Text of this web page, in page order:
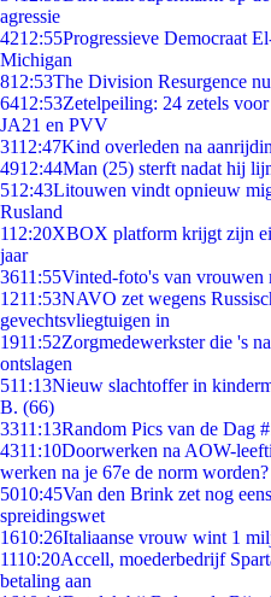
agressie
4212:55Progressieve Democraat
Michigan
812:53The Division Resurgence
6412:53Zetelpeiling: 24 zetels
JA21 en PVV
3112:47Kind overleden na
4912:44Man (25) sterft nadat hij
512:43Litouwen vindt opnieuw
Rusland
112:20XBOX platform krijgt zijn
jaar
3611:55Vinted-foto's van vrouwen
1211:53NAVO zet wegens
gevechtsvliegtuigen in
1911:52Zorgmedewerkster die 's
ontslagen
511:13Nieuw slachtoffer in
B. (66)
3311:13Random Pics van de Dag
4311:10Doorwerken na AOW-
werken na je 67e de norm worden?
5010:45Van den Brink zet nog
spreidingswet
1610:26Italiaanse vrouw wint 1
1110:20Accell, moederbedrijf
betaling aan